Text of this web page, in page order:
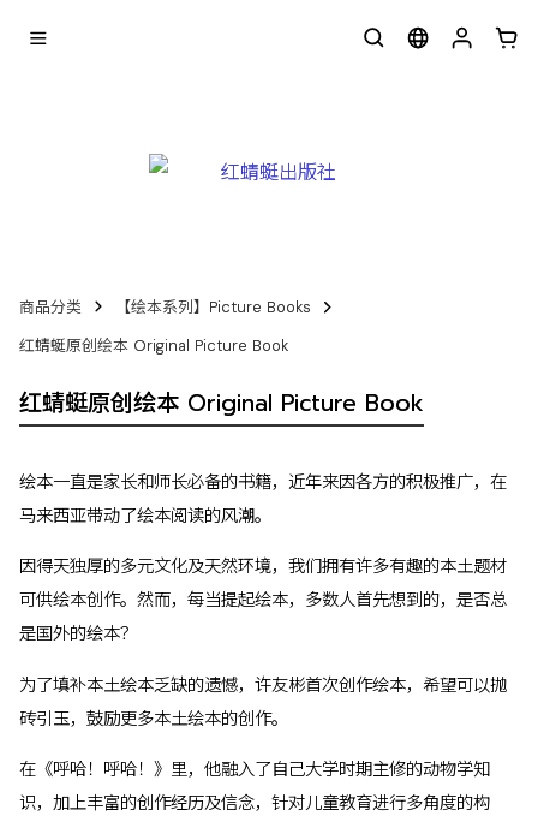
商品分类
【绘本系列】Picture Books
红蜻蜓原创绘本 Original Picture Book
红蜻蜓原创绘本 Original Picture Book
绘本一直是家长和师长必备的书籍，近年来因各方的积极推广，在
马来西亚带动了绘本阅读的风潮。
因得天独厚的多元文化及天然环境，我们拥有许多有趣的本土题材
可供绘本创作。然而，每当提起绘本，多数人首先想到的，是否总
是国外的绘本？
为了填补本土绘本乏缺的遗憾，许友彬首次创作绘本，希望可以抛
砖引玉，鼓励更多本土绘本的创作。
在《呼哈！呼哈！》里，他融入了自己大学时期主修的动物学知
识，加上丰富的创作经历及信念，针对儿童教育进行多角度的构